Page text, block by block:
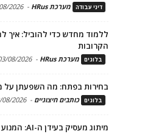
דיני עבודה מערכת HRus -
2026
ללמוד מחדש כדי להוביל: איך
הקרובות
בלוגים מערכת HRus -
08/2026
בחירות בפתח: מה השפעתן על
בלוגים כותבים חיצוניים -
08/2026
מיתוג מעסיק בעידן ה-AI: המנוע הכלכלי של גיוס ושימור טלנטים